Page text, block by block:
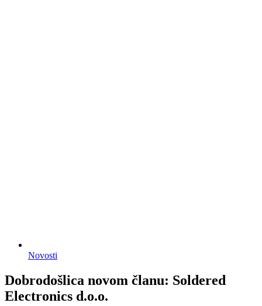
Novosti
Dobrodošlica novom članu: Soldered
Electronics d.o.o.